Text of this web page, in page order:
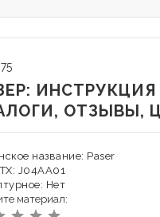
ОТЗЫВЫ,
название: Paser
J04AA01
Нет
материал: